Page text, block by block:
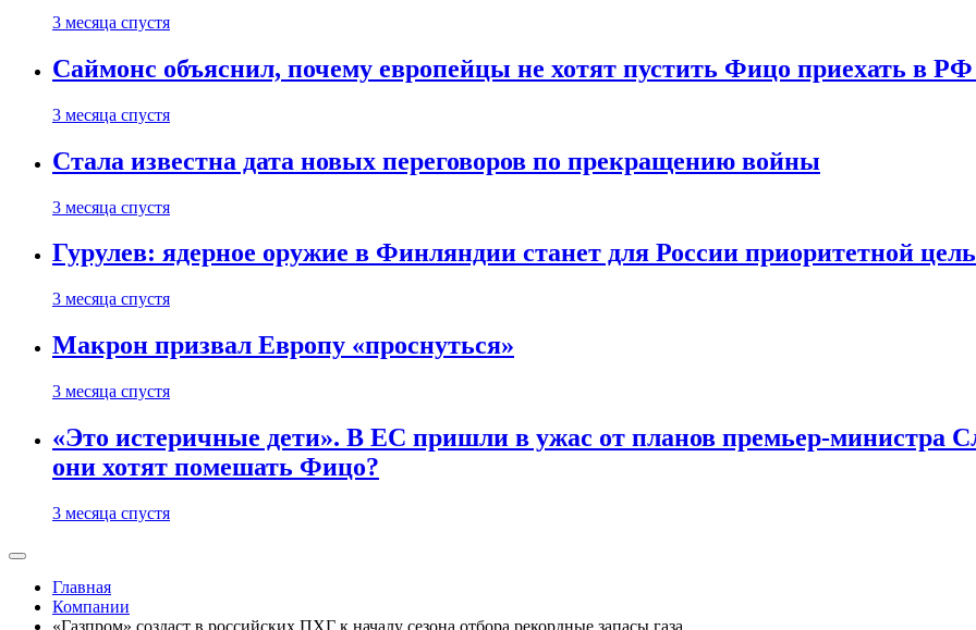
3 месяца спустя
Саймонс объяснил, почему европейцы не хотят пустить Фицо приехать в
3 месяца спустя
Стала известна дата новых переговоров по прекращению войны
3 месяца спустя
Гурулев: ядерное оружие в Финляндии станет для России приоритетной
3 месяца спустя
Макрон призвал Европу «проснуться»
3 месяца спустя
«Это истеричные дети». В ЕС пришли в ужас от планов премьер-министра
они хотят помешать Фицо?
3 месяца спустя
Главная
Компании
«Газпром» создаст в российских ПХГ к началу сезона отбора рекордные запасы газа